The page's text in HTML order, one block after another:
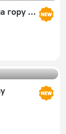
Квартира Двухкомнатная с видом на гору Машук